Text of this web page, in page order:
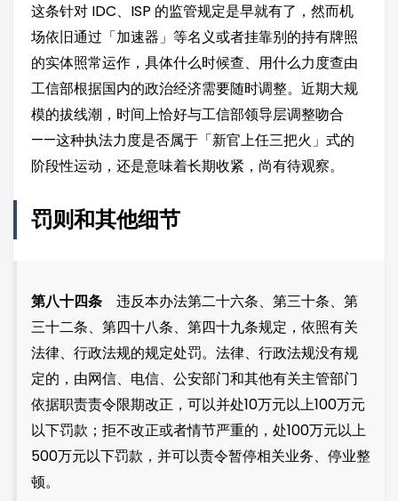
这条针对 IDC、ISP 的监管规定是早就有了，然而机
场依旧通过「加速器」等名义或者挂靠别的持有牌照
的实体照常运作，具体什么时候查、用什么力度查由
工信部根据国内的政治经济需要随时调整。近期大规
模的拔线潮，时间上恰好与工信部领导层调整吻合
——这种执法力度是否属于「新官上任三把火」式的
阶段性运动，还是意味着长期收紧，尚有待观察。
罚则和其他细节
第八十四条 违反本办法第二十六条、第三十条、第
三十二条、第四十八条、第四十九条规定，依照有关
法律、行政法规的规定处罚。法律、行政法规没有规
定的，由网信、电信、公安部门和其他有关主管部门
依据职责责令限期改正，可以并处10万元以上100万元
以下罚款；拒不改正或者情节严重的，处100万元以上
500万元以下罚款，并可以责令暂停相关业务、停业整
顿。